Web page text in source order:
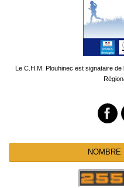
Le C.H.M. Plouhinec est signataire